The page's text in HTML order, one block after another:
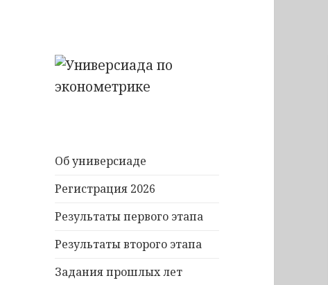
Об универсиаде
Регистрация 2026
Результаты первого этапа
Результаты второго этапа
Задания прошлых лет